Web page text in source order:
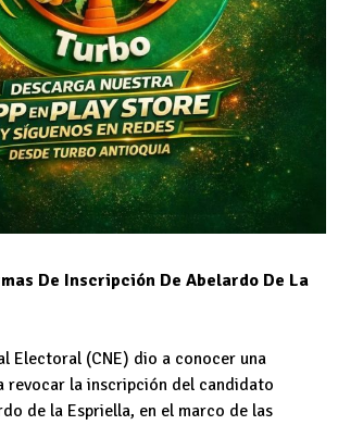
De Inscripción De Abelardo De La
Electoral (CNE) dio a conocer una
revocar la inscripción del candidato
de la Espriella, en el marco de las